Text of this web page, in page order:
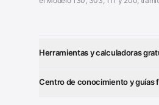
Herramientas y calculadoras
Centro de conocimiento y guías